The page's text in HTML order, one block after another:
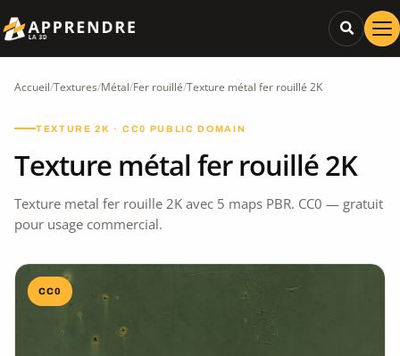
Accueil/Textures/Métal/Fer rouillé/Texture métal fer rouillé 2K
TEXTURE 2K · CC0 PUBLIC DOMAIN
Texture métal fer rouillé 2K
Texture metal fer rouille 2K avec 5 maps PBR. CC0 — gratuit
pour usage commercial.
CC0